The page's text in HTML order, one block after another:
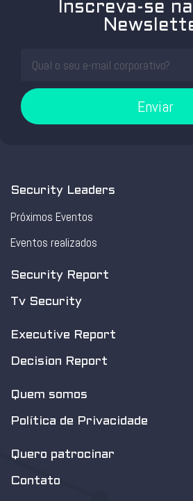
Inscreva-se
Enviar
Security Leaders
Próximos Eventos
Eventos realizados
Security Report
Tv Security
Executive Report
Decision Report
Quem somos
Política de Privacidade
Quero patrocinar
Contato